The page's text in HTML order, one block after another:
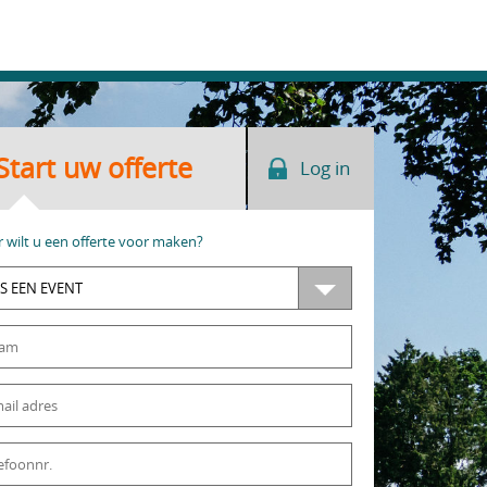
uw offerte Log in
wilt u een offerte voor maken?